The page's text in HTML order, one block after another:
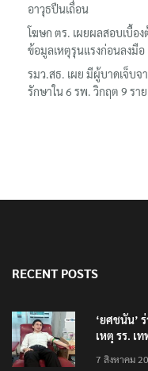
อาวุธปืนเถื่อน
โฆษก ตร. เผยผลสอบเบื้อ
ข้อมูลเหตุรุนแรงก่อนลงมือ
รมว.สธ. เผย มีผู้บาดเจ็บจ
รักษาใน 6 รพ. วิกฤต 9 ราย
RECENT POSTS
‘ยศชนัน’
เหตุ รร. เ
7 สิงหาคม